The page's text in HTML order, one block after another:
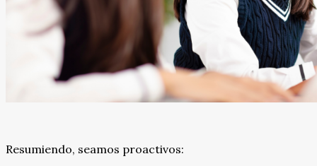
Resumiendo, seamos proactivos: